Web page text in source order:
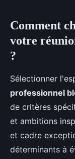
Comment
votre
?
Sélectionner
professionnel
de critères
et ambitions
et cadre
déterminants à